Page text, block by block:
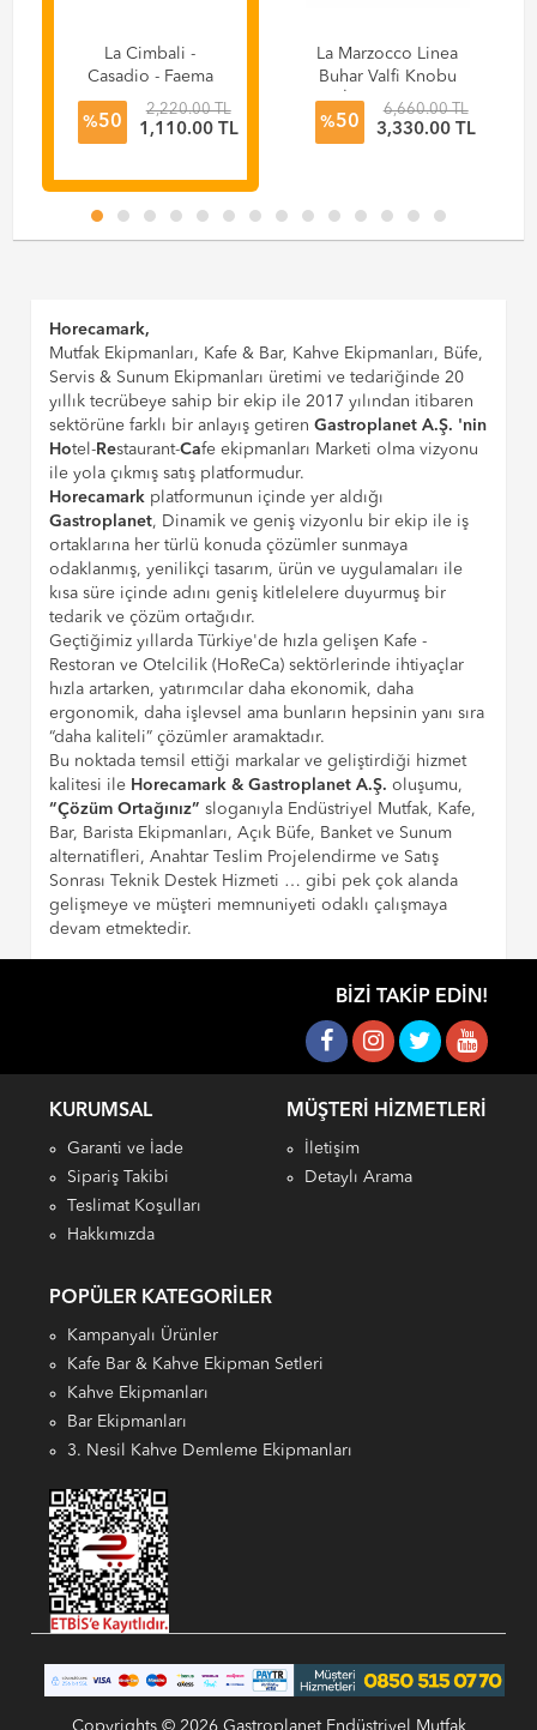
La Cimbali -
Casadio - Faema
Espresso Makinesi
Üst Tutucu Conta
2'li 402-199-010
UP & Casadio
Undici-Dieci-
Qundici & Faema
%50
2,220.00 TL
1,110.00 TL
La Marzocco Linea
Buhar Valfi Knobu
ve İç Kısmı L165V
%50
6,660.00 TL
3,330.00 TL
Horecamark,
Mutfak Ekipmanları, Kafe & Bar, Kahve Ekipmanları, Büfe,
Servis & Sunum Ekipmanları üretimi ve tedariğinde 20
yıllık tecrübeye sahip bir ekip ile 2017 yılından itibaren
sektörüne farklı bir anlayış getirenGastroplanet A.Ş. 'nin
Hotel-Restaurant-Cafe ekipmanları Marketi olma vizyonu
ile yola çıkmış satış platformudur.
Horecamark platformunun içinde yer aldığı
Gastroplanet, Dinamik ve geniş vizyonlu bir ekip ile iş
ortaklarına her türlü konuda çözümler sunmaya
odaklanmış, yenilikçi tasarım, ürün ve uygulamaları ile
kısa süre içinde adını geniş kitlelelere duyurmuş bir
tedarik ve çözüm ortağıdır.
Geçtiğimiz yıllarda Türkiye'de hızla gelişen Kafe -
Restoran ve Otelcilik (HoReCa) sektörlerinde ihtiyaçlar
hızla artarken, yatırımcılar daha ekonomik, daha
ergonomik, daha işlevsel ama bunların hepsinin yanı sıra
“daha kaliteli” çözümler aramaktadır.
Bu noktada temsil ettiği markalar ve geliştirdiği hizmet
kalitesi ile Horecamark & Gastroplanet A.Ş. oluşumu,
“Çözüm Ortağınız” sloganıyla Endüstriyel Mutfak, Kafe,
Bar, Barista Ekipmanları, Açık Büfe, Banket ve Sunum
alternatifleri, Anahtar Teslim Projelendirme ve Satış
Sonrası Teknik Destek Hizmeti … gibi pek çok alanda
gelişmeye ve müşteri memnuniyeti odaklı çalışmaya
devam etmektedir.
BIZI TAKIP EDIN!
KURUMSAL
Garanti ve İade
Sipariş Takibi
Teslimat Koşulları
Hakkımızda
MÜŞTERI HIZMETLERI
İletişim
Detaylı Arama
POPÜLER KATEGORILER
Kampanyalı Ürünler
Kafe Bar & Kahve Ekipman Setleri
Kahve Ekipmanları
Bar Ekipmanları
3. Nesil Kahve Demleme Ekipmanları
Copyrights © 2026 Gastroplanet Endüstriyel Mutfak